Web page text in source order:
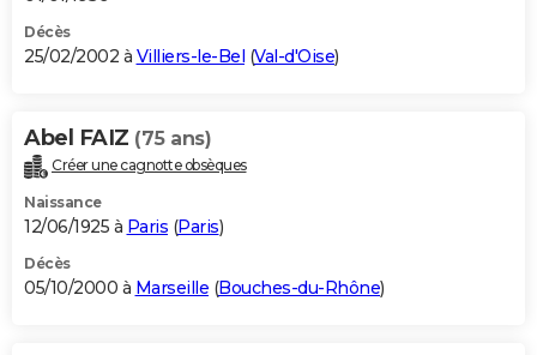
Décès
25/02/2002 à Villiers-le-Bel (Val-d'Oise)
Abel FAIZ (75 ans)
Créer une cagnotte obsèques
Naissance
12/06/1925 à Paris (Paris)
Décès
05/10/2000 à Marseille (Bouches-du-Rhône)